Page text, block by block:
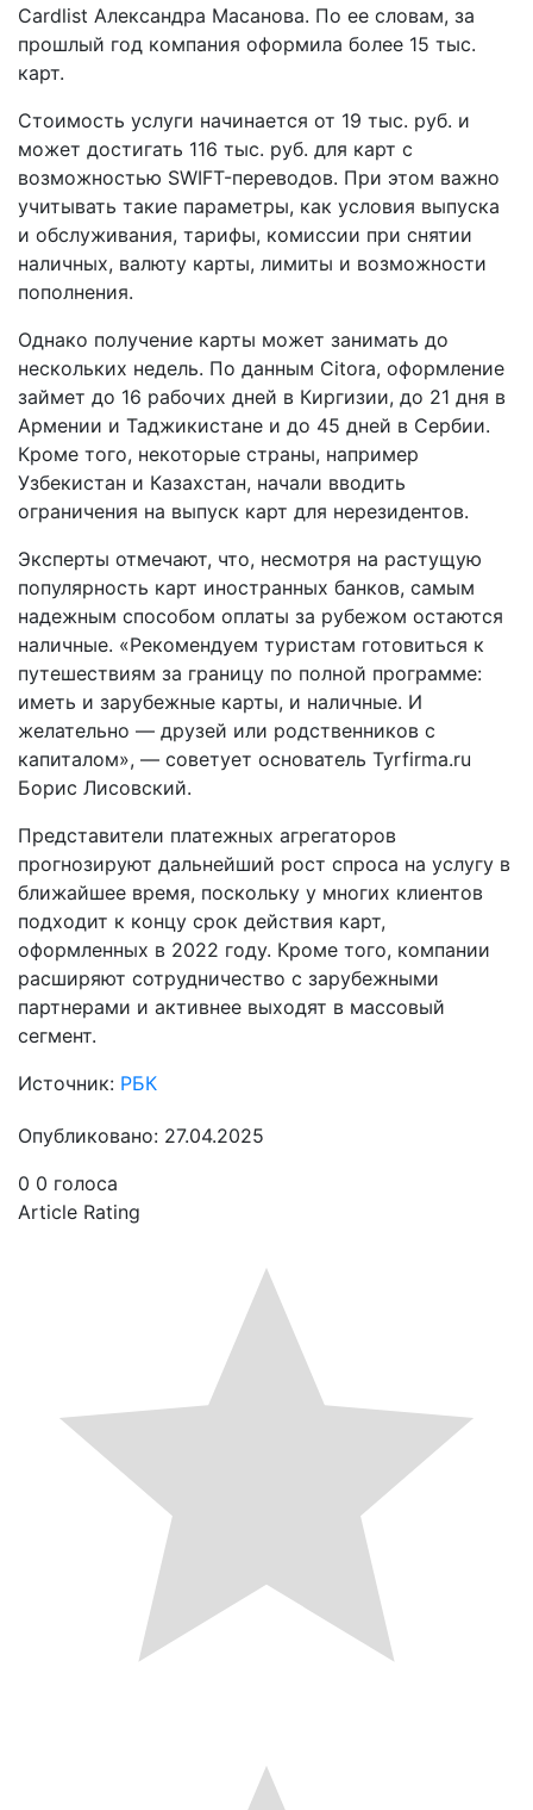
Сardlist Александра Масанова. По ее словам, за
прошлый год компания оформила более 15 тыс.
карт.
Стоимость услуги начинается от 19 тыс. руб. и
может достигать 116 тыс. руб. для карт с
возможностью SWIFT-переводов. При этом важно
учитывать такие параметры, как условия выпуска
и обслуживания, тарифы, комиссии при снятии
наличных, валюту карты, лимиты и возможности
пополнения.
Однако получение карты может занимать до
нескольких недель. По данным Citora, оформление
займет до 16 рабочих дней в Киргизии, до 21 дня в
Армении и Таджикистане и до 45 дней в Сербии.
Кроме того, некоторые страны, например
Узбекистан и Казахстан, начали вводить
ограничения на выпуск карт для нерезидентов.
Эксперты отмечают, что, несмотря на растущую
популярность карт иностранных банков, самым
надежным способом оплаты за рубежом остаются
наличные. «Рекомендуем туристам готовиться к
путешествиям за границу по полной программе:
иметь и зарубежные карты, и наличные. И
желательно — друзей или родственников с
капиталом», — советует основатель Tyrfirma.ru
Борис Лисовский.
Представители платежных агрегаторов
прогнозируют дальнейший рост спроса на услугу в
ближайшее время, поскольку у многих клиентов
подходит к концу срок действия карт,
оформленных в 2022 году. Кроме того, компании
расширяют сотрудничество с зарубежными
партнерами и активнее выходят в массовый
сегмент.
Источник: РБК
Опубликовано: 27.04.2025
0 0 голоса
Article Rating